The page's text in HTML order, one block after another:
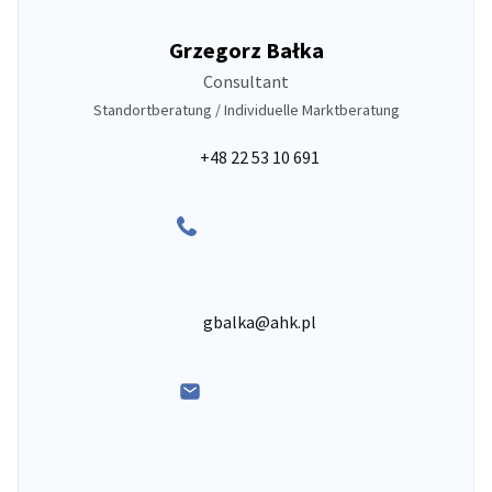
Grzegorz Bałka
Consultant
Standortberatung / Individuelle Marktberatung
+48 22 53 10 691
gbalka@ahk.pl